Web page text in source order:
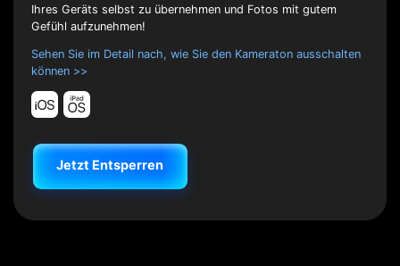
Ihres Geräts selbst zu übernehmen und Fotos mit gutem
Gefühl aufzunehmen!
Sehen Sie im Detail nach, wie Sie den Kameraton ausschalten
können >>
Jetzt Entsperren